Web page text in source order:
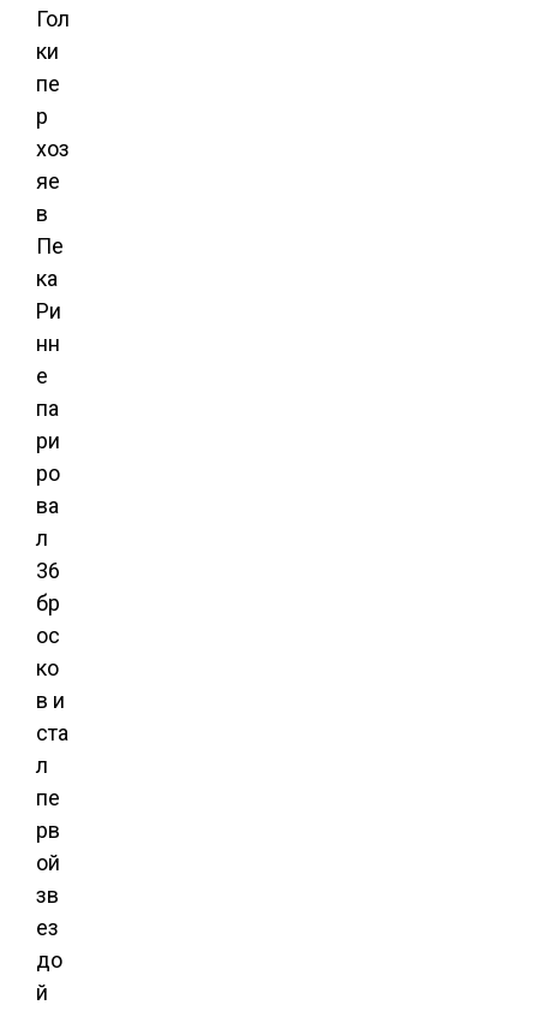
Гол
ки
пе
р
хоз
яе
в
Пе
ка
Ри
нн
е
па
ри
ро
ва
л
36
бр
ос
ко
в и
ста
л
пе
рв
ой
зв
ез
до
й